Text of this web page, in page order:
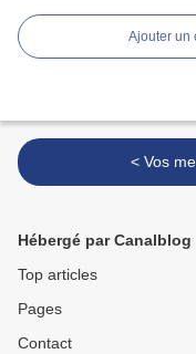
Ajouter un
< Vos
Hébergé par Canalblog
Top articles
Pages
Contact